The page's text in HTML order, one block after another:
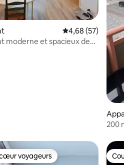
base de 55 commentaires : 4,82
Évaluation
4,68 (57)
moderne et spacieux de
200
voyageurs les plus appréciés
voyageurs